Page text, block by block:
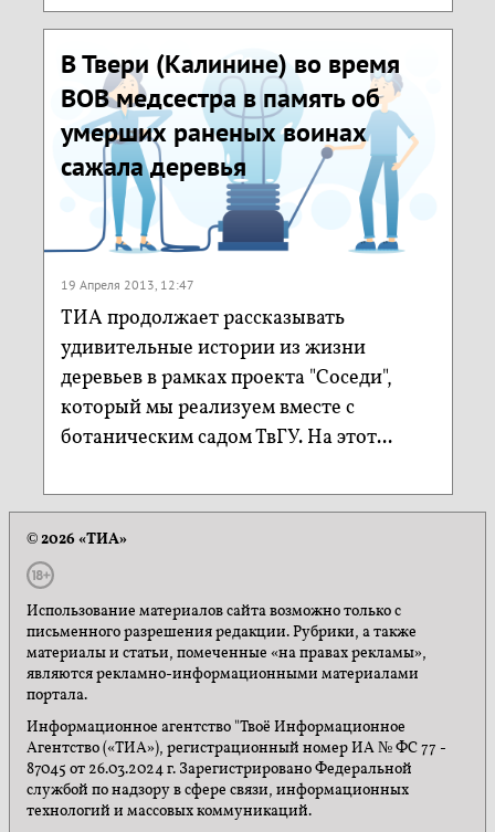
В Твери (Калинине) во время
ВОВ медсестра в память об
умерших раненых воинах
сажала деревья
19 Апреля 2013, 12:47
ТИА продолжает рассказывать
удивительные истории из жизни
деревьев в рамках проекта "Соседи",
который мы реализуем вместе с
ботаническим садом ТвГУ. На этот...
© 2026 «ТИА»
Использование материалов сайта возможно только с
письменного разрешения редакции. Рубрики, а также
материалы и статьи, помеченные «на правах рекламы»,
являются рекламно-информационными материалами
портала.
Информационное агентство "Твоё Информационное
Агентство («ТИА»), регистрационный номер ИА № ФС 77 -
87045 от 26.03.2024 г. Зарегистрировано Федеральной
службой по надзору в сфере связи, информационных
технологий и массовых коммуникаций.